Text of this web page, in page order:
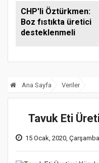
CHP'li Öztürkmen:
Boz fıstıkta üretici
desteklenmeli
Ana Sayfa Veriler
Tavuk Eti
15 Ocak, 2020,